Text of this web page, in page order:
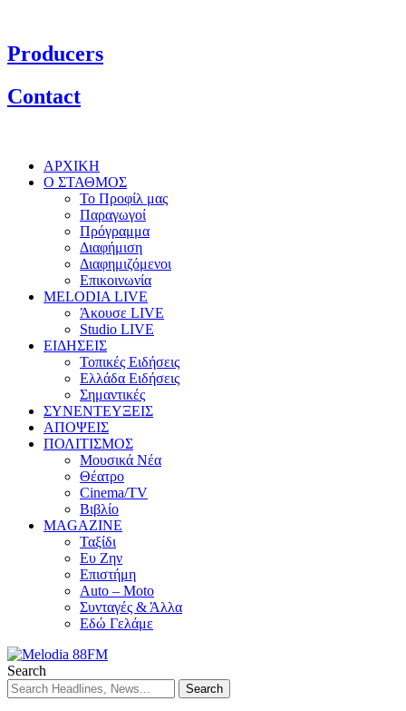
Producers
Contact
ΑΡΧΙΚΗ
Ο ΣΤΑΘΜΟΣ
Το Προφίλ μας
Παραγωγοί
Πρόγραμμα
Διαφήμιση
Διαφημιζόμενοι
Επικοινωνία
MELODIA LIVE
Άκουσε LIVE
Studio LIVE
ΕΙΔΗΣΕΙΣ
Τοπικές Ειδήσεις
Ελλάδα Ειδήσεις
Σημαντικές
ΣΥΝΕΝΤΕΥΞΕΙΣ
ΑΠΟΨΕΙΣ
ΠΟΛΙΤΙΣΜΟΣ
Μουσικά Νέα
Θέατρο
Cinema/TV
Βιβλίο
MAGAZINE
Ταξίδι
Ευ Ζην
Επιστήμη
Auto – Moto
Συνταγές & Άλλα
Εδώ Γελάμε
Search